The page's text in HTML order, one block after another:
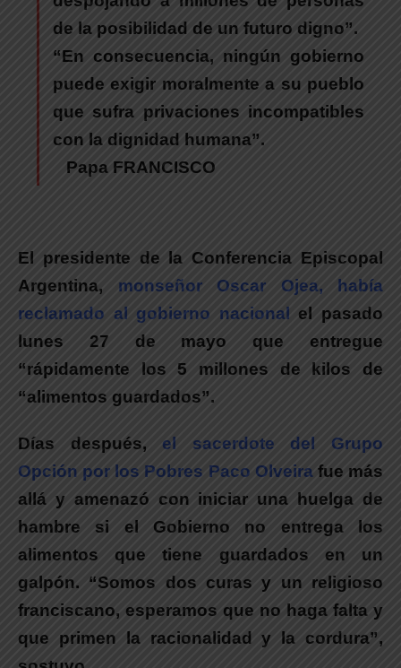
de la posibilidad de un futuro digno”.
“En consecuencia, ningún gobierno
puede exigir moralmente a su pueblo
que sufra privaciones incompatibles
con la dignidad humana”.
Papa FRANCISCO
El presidente de la Conferencia Episcopal
Argentina, monseñor Oscar Ojea, había
reclamado al gobierno nacional
el pasado
lunes 27 de mayo que entregue
“rápidamente los 5 millones de kilos de
“alimentos guardados”.
Días después, el sacerdote del Grupo
Opción por los Pobres Paco Olveirafue más
allá y amenazó con iniciar una huelga de
hambre si el Gobierno no entrega los
alimentos que tiene guardados en un
galpón. “Somos dos curas y un religioso
franciscano, esperamos que no haga falta y
que primen la racionalidad y la cordura”,